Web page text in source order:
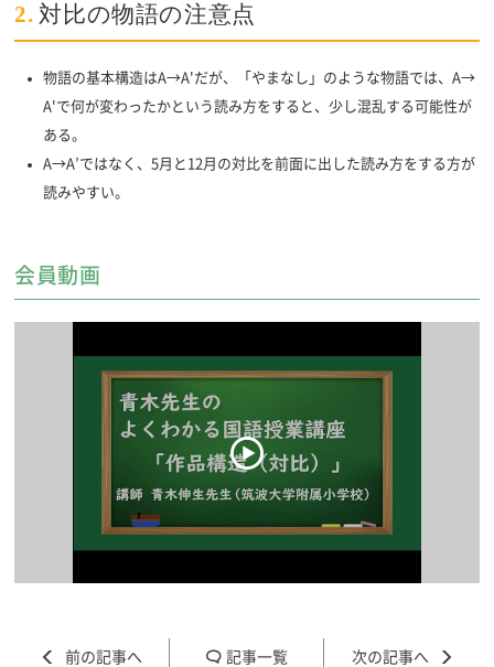
2. 対比の物語の注意点
物語の基本構造はA→A'だが、「やまなし」のような物語では、A→
A'で何が変わったかという読み方をすると、少し混乱する可能性が
ある。
A→A’ではなく、5月と12月の対比を前面に出した読み方をする方が
読みやすい。
会員動画
記事一覧